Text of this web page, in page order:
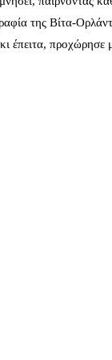
της Βίτα-
έπειτα, προχώρησε